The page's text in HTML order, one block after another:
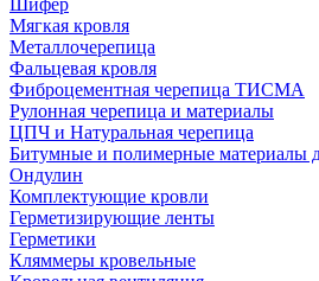
Шифер
Мягкая кровля
Металлочерепица
Фальцевая кровля
Фиброцементная черепица ТИСМА
Рулонная черепица и материалы
ЦПЧ и Натуральная черепица
Битумные и полимерные материалы
Ондулин
Комплектующие кровли
Герметизирующие ленты
Герметики
Кляммеры кровельные